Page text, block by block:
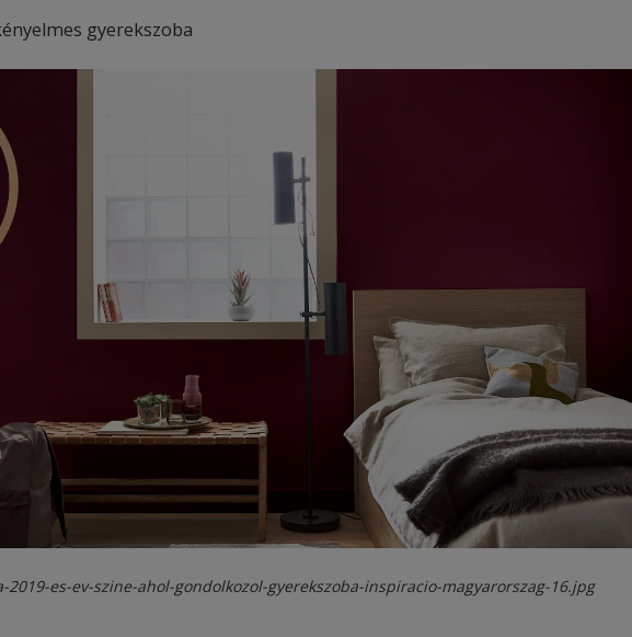
gyerekszoba
es-ev-szine-ahol-gondolkozol-gyerekszoba-inspiracio-magyarorszag-16.jpg